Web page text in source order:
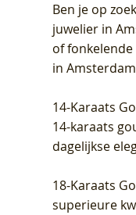
Blush Lab
LG9006Y/S
grown
Blush Lab
– Geelgoud
Diamant
Blush Lab
Geelgoud
Diamant
Ben je op
juwelier in
of
in
14-Karaats
14-karaats
dagelijkse
18-Karaats
superieure